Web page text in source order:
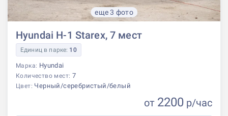
еще 3 фото
Hyundai H-1 Starex, 7 мест
Единиц в парке: 10
Марка: Hyundai
Количество мест: 7
Цвет: Черный/серебристый/белый
от 2200 р/час